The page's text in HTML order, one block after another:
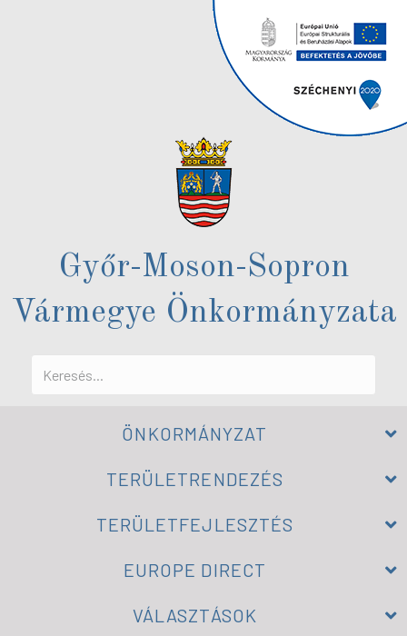
Győr-Moson-Sopron
Vármegye Önkormányzata
ÖNKORMÁNYZAT
TERÜLETRENDEZÉS
TERÜLETFEJLESZTÉS
EUROPE DIRECT
VÁLASZTÁSOK